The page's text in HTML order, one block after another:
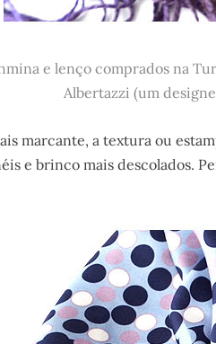
e lenço comprados na
Albertazzi (um
marcante, a textura ou
e brinco mais descolados.